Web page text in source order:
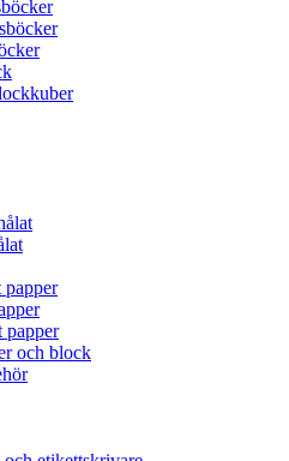
papper
papper
och block